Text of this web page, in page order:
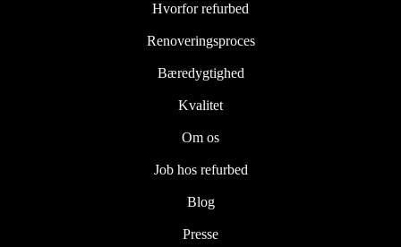
Hvorfor refurbed
Renoveringsproces
Bæredygtighed
Kvalitet
Om os
Job hos refurbed
Blog
Presse